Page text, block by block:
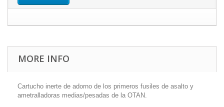
MORE INFO
Cartucho inerte de adorno de los primeros fusiles de asalto y
ametralladoras medias/pesadas de la OTAN.